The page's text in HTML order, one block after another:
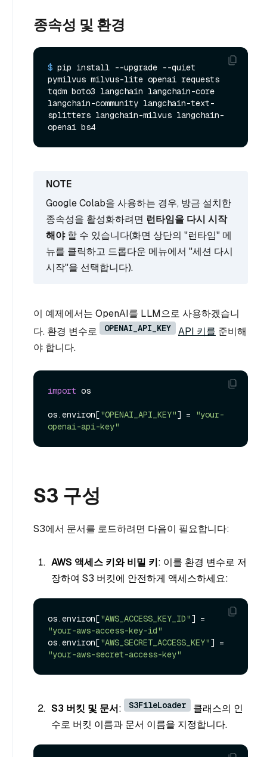
종속성 및 환경
$ pip install --upgrade --quiet
pymilvus milvus-lite openai requests
tqdm boto3 langchain langchain-core
langchain-community langchain-text-
splitters langchain-milvus langchain-
openai bs4
Google Colab을 사용하는 경우, 방금 설치한
종속성을 활성화하려면 런타임을 다시 시작
해야할 수 있습니다(화면 상단의 "런타임" 메
뉴를 클릭하고 드롭다운 메뉴에서 "세션 다시
시작"을 선택합니다).
이 예제에서는 OpenAI를 LLM으로 사용하겠습니
다. 환경 변수로
OPENAI_API_KEY API 키를 준비해
야 합니다.
import os
os.environ["OPENAI_API_KEY"] =
"your-
openai-api-key"
S3 구성
S3에서 문서를 로드하려면 다음이 필요합니다:
AWS 액세스 키와 비밀 키: 이를 환경 변수로 저
장하여 S3 버킷에 안전하게 액세스하세요:
os.environ["AWS_ACCESS_KEY_ID"
"your-aws-access-key-id"
os.environ["AWS_SECRET_ACCESS_KEY"
"your-aws-secret-access-key"
S3 버킷 및 문서: S3FileLoader
클래스의 인
수로 버킷 이름과 문서 이름을 지정합니다.